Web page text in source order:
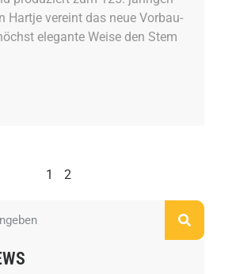
Hartje vereint das neue Vorbau-
elegante Weise den Stem
1 2